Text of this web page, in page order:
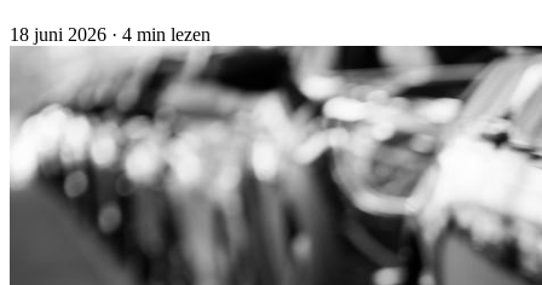
18 juni 2026 · 4 min lezen